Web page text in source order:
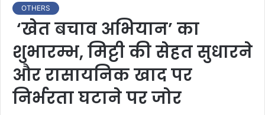
OTHERS
‘खेत बचाव अभियान’ का
शुभारम्भ, मिट्टी की सेहत सुधारने
और रासायनिक खाद पर
निर्भरता घटाने पर जोर